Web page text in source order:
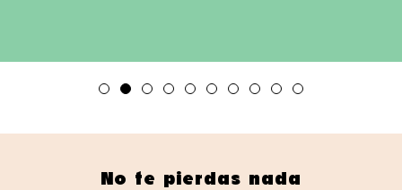
No te pierdas nada